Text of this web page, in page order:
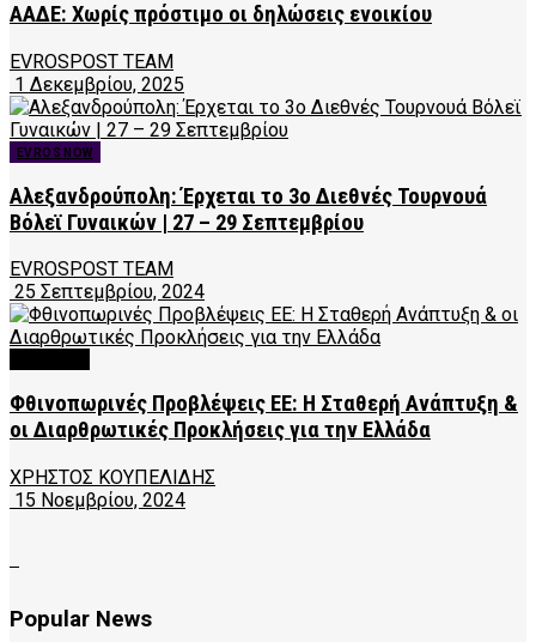
ΑΑΔΕ: Χωρίς πρόστιμο οι δηλώσεις ενοικίου
EVROSPOST TEAM
1 Δεκεμβρίου, 2025
EVROS NOW
Αλεξανδρούπολη: Έρχεται το 3ο Διεθνές Τουρνουά
Βόλεϊ Γυναικών | 27 – 29 Σεπτεμβρίου
EVROSPOST TEAM
25 Σεπτεμβρίου, 2024
Φθινοπωρινές Προβλέψεις ΕΕ: Η Σταθερή Ανάπτυξη &
οι Διαρθρωτικές Προκλήσεις για την Ελλάδα
ΧΡΉΣΤΟΣ ΚΟΥΠΕΛΊΔΗΣ
15 Νοεμβρίου, 2024
Popular News